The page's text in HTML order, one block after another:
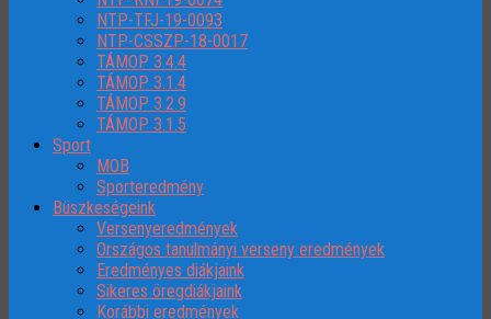
NTP-TFJ-19-0093
NTP-CSSZP-18-0017
TÁMOP 3.4.4
TÁMOP 3.1.4
TÁMOP 3.2.9
TÁMOP 3.1.5
Sport
MOB
Sporteredmény
Büszkeségeink
Versenyeredmények
Országos tanulmányi verseny eredmények
Eredményes diákjaink
Sikeres öregdiákjaink
Korábbi eredmények